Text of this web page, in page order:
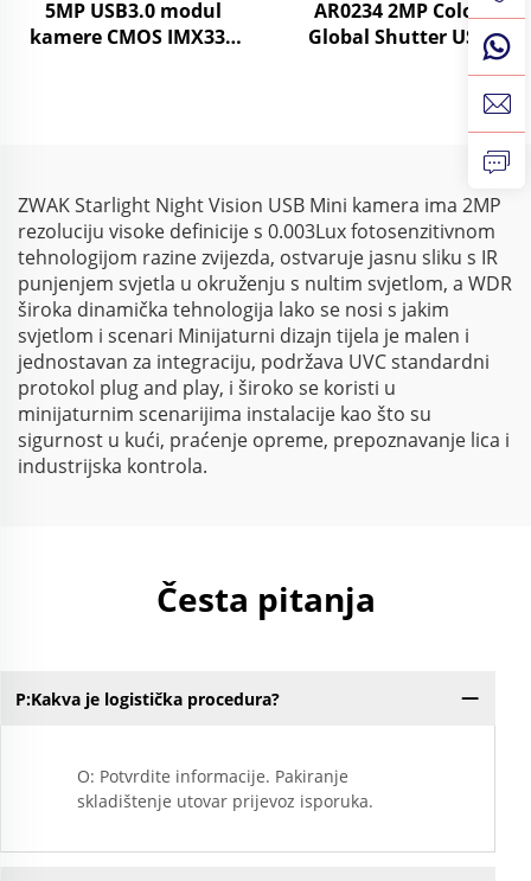
5MP USB3.0 modul
kamere CMOS IMX335
AR0234 2MP Color
Global Shutter USB
Webcam 1080 90fps 720
120fps UVC Mini Camera
ZWAK Starlight Night Vision USB Mini kamera ima 2MP
rezoluciju visoke definicije s 0.003Lux fotosenzitivnom
tehnologijom razine zvijezda, ostvaruje jasnu sliku s IR
punjenjem svjetla u okruženju s nultim svjetlom, a WDR
široka dinamička tehnologija lako se nosi s jakim
svjetlom i scenari Minijaturni dizajn tijela je malen i
jednostavan za integraciju, podržava UVC standardni
protokol plug and play, i široko se koristi u
minijaturnim scenarijima instalacije kao što su
sigurnost u kući, praćenje opreme, prepoznavanje lica i
industrijska kontrola.
Česta pitanja
P:Kakva je logistička procedura?
O: Potvrdite informacije. Pakiranje
skladištenje utovar prijevoz isporuka.